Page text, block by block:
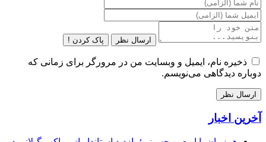
ارسال نظر پاک کردن !
ذخیره نام، ایمیل و وبسایت من در مرورگر برای زمانی که
دوباره دیدگاهی می‌نویسم.
آخرین اخبار